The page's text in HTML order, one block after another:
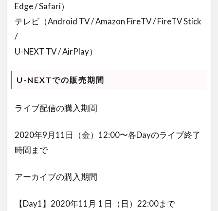
Edge / Safari）
テレビ（Android TV / Amazon FireTV / FireTV Stick
/
U-NEXT TV / AirPlay）
U-NEXTでの販売期間
ライブ配信の購入期間
2020年9月11日（金）12:00〜各Dayのライブ終了
時間まで
アーカイブの購入期間
【Day1】2020年11月 1 日（日）22:00まで